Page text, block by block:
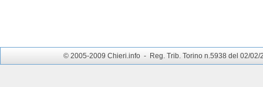
© 2005-2009 Chieri.info - Reg. Trib. Torino n.5938 del 02/02/